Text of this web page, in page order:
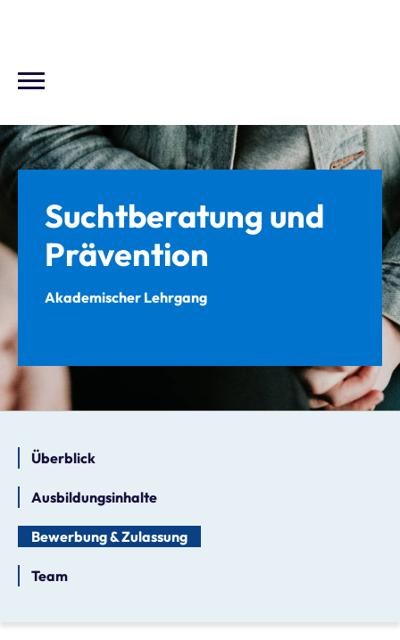
Suchtberatung und
Prävention
Akademischer Lehrgang
Überblick
Ausbildungsinhalte
Bewerbung & Zulassung
Team